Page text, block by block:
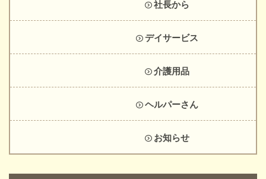
社長から
デイサービス
介護用品
ヘルパーさん
お知らせ